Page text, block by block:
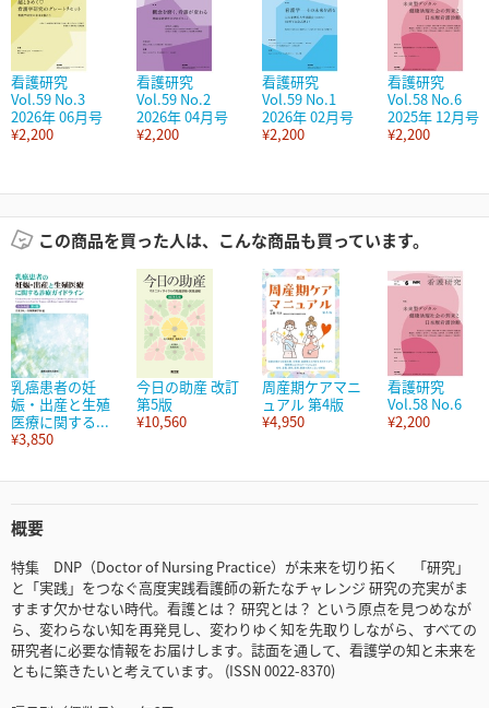
看護研究
Vol.59 No.3
2026年 06月号
¥2,200
看護研究
Vol.59 No.2
2026年 04月号
¥2,200
看護研究
Vol.59 No.1
2026年 02月号
¥2,200
看護研究
Vol.58 No.6
2025年 12月号
¥2,200
この商品を買った人は、こんな商品も買っています。
乳癌患者の妊
娠・出産と生殖
医療に関する...
¥3,850
今日の助産 改訂
第5版
¥10,560
周産期ケアマニ
ュアル 第4版
¥4,950
看護研究
Vol.58 No.6
¥2,200
概要
特集 DNP（Doctor of Nursing Practice）が未来を切り拓く 「研究」
と「実践」をつなぐ高度実践看護師の新たなチャレンジ 研究の充実がま
すます欠かせない時代。看護とは？ 研究とは？ という原点を見つめなが
ら、変わらない知を再発見し、変わりゆく知を先取りしながら、すべての
研究者に必要な情報をお届けします。誌面を通して、看護学の知と未来を
ともに築きたいと考えています。 (ISSN 0022-8370)